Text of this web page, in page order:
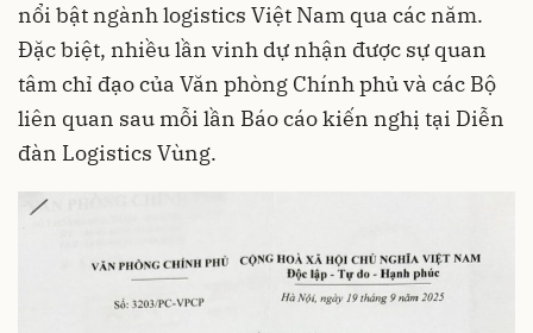
nổi bật ngành logistics Việt Nam qua các năm.
Đặc biệt, nhiều lần vinh dự nhận được sự quan
tâm chỉ đạo của Văn phòng Chính phủ và các Bộ
liên quan sau mỗi lần Báo cáo kiến nghị tại Diễn
đàn Logistics Vùng.